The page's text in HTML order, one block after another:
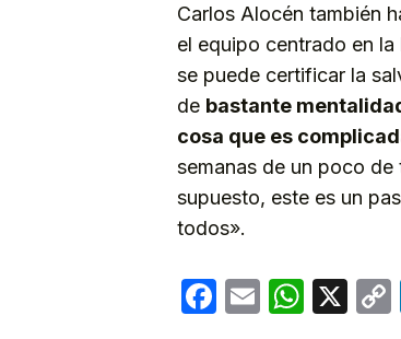
Carlos Alocén también
el equipo centrado en
se puede certificar la
de bastante
cosa que es
semanas de un poco
supuesto, este es un
todos».
Facebook
Email X